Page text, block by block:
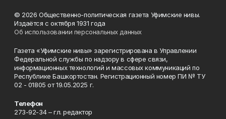
© 2026 Общественно-политическая газета Уфимские нивы.
Издаётся с октября 1931 года
Об использовании персональных данных
Газета «Уфимские нивы» зарегистрирована в Управлении
Федеральной службы по надзору в сфере связи,
информационных технологий и массовых коммуникаций по
Республике Башкортостан. Регистрационный номер ПИ № ТУ
02 - 01805 от 19.05.2025 г.
Телефон
273-92-34 – гл. редактор